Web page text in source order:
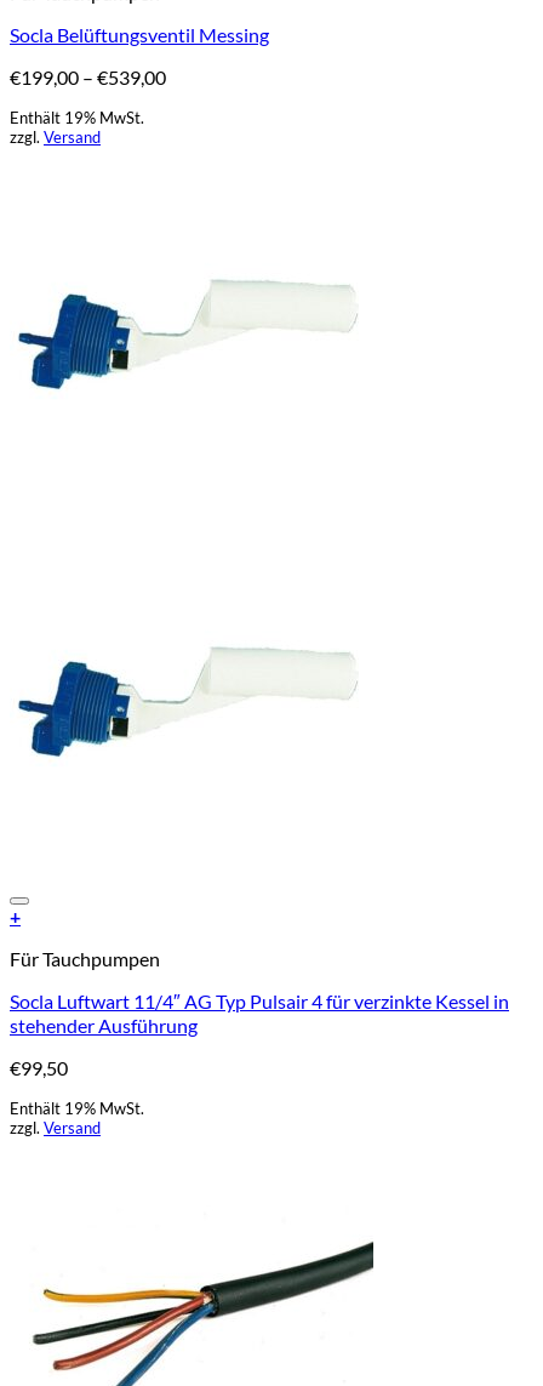
mehrere
auf.
Die
Optionen
Socla Belüftungsventil Messing
€199,00 – €539,00Preisspanne:
Enthält 19% MwSt.
zzgl. Versand
+
Für Tauchpumpen
Socla Luftwart 11/4″ AG Typ Pulsair 4 für verzinkte Kessel in
stehender Ausführung
€99,50
Enthält 19% MwSt.
zzgl. Versand